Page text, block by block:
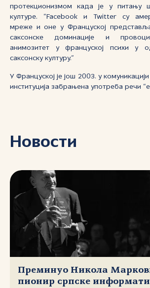
протекционизмом када је у питању
културе. “Facebook и Twitter су
мреже и оне у Француској
саксонске доминације и
анимозитет у француској психи у
саксонску културу.”
У Француској је још 2003. у
институција забрањена употреба речи
Новости
Преминуо Никола
пионир српске